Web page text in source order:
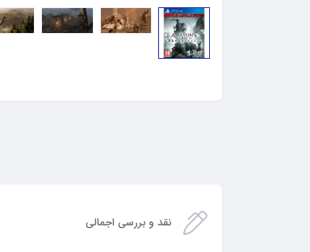
نقد و بررسی اجمالی